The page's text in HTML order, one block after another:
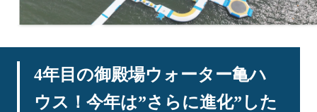
4年目の御殿場ウォーター亀ハ
ウス！今年は”さらに進化”した